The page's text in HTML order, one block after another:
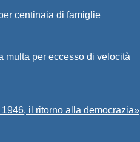
centinaia di famiglie
multa per eccesso di velocità
il ritorno alla democrazia»